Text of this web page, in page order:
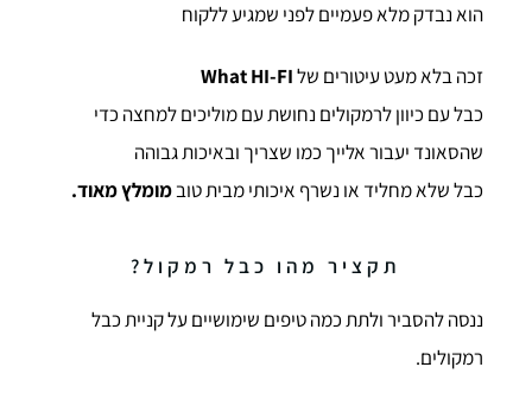
הוא נבדק מלא פעמיים לפני שמגיע ללקוח
זכה בלא מעט עיטורים שלWhat HI-FI
כבל עם כיוון לרמקולים נחושת עם מוליכים למחצה כדי
שהסאונד יעבור אלייך כמו שצריך ובאיכות גבוהה
כבל שלא מחליד או נשרף איכותי מבית טובמומלץ מאוד.
תקציר מהו כבל רמקול?
ננסה להסביר ולתת כמה טיפים שימושיים על קניית כבל
רמקולים.